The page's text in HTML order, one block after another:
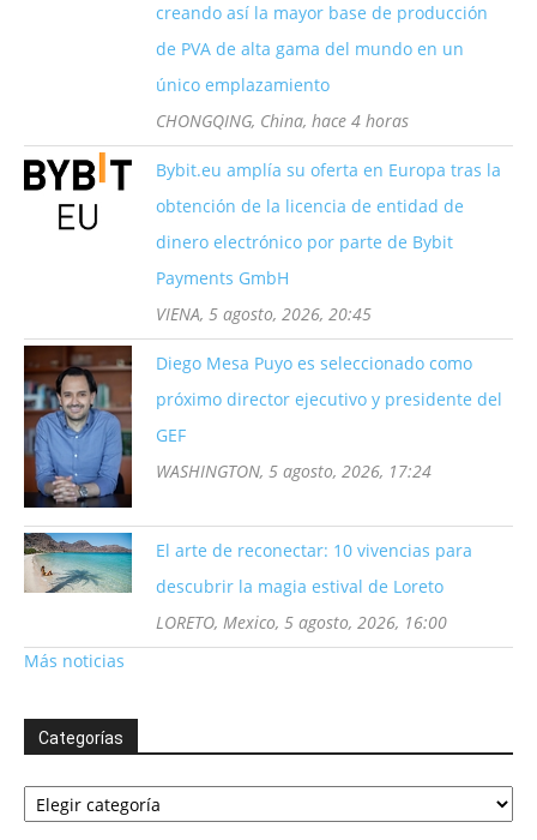
creando así la mayor base de producción
de PVA de alta gama del mundo en un
único emplazamiento
CHONGQING, China, hace 4 horas
Bybit.eu amplía su oferta en Europa tras la
obtención de la licencia de entidad de
dinero electrónico por parte de Bybit
Payments GmbH
VIENA, 5 agosto, 2026, 20:45
Diego Mesa Puyo es seleccionado como
próximo director ejecutivo y presidente del
GEF
WASHINGTON, 5 agosto, 2026, 17:24
El arte de reconectar: 10 vivencias para
descubrir la magia estival de Loreto
LORETO, Mexico, 5 agosto, 2026, 16:00
Más noticias
Categorías
Categorías